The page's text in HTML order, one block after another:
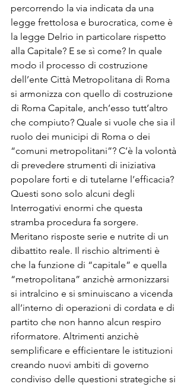
percorrendo la via indicata da una
legge frettolosa e burocratica, come è
la legge Delrio in particolare rispetto
alla Capitale? E se sì come? In quale
modo il processo di costruzione
dell’ente Città Metropolitana di Roma
si armonizza con quello di costruzione
di Roma Capitale, anch’esso tutt’altro
che compiuto? Quale si vuole che sia il
ruolo dei municipi di Roma o dei
“comuni metropolitani”? C’è la volontà
di prevedere strumenti di iniziativa
popolare forti e di tutelarne l’efficacia?
Questi sono solo alcuni degli
Interrogativi enormi che questa
stramba procedura fa sorgere.
Meritano risposte serie e nutrite di un
dibattito reale. Il rischio altrimenti è
che la funzione di “capitale” e quella
“metropolitana” anzichè armonizzarsi
si intralcino e si sminuiscano a vicenda
all’interno di operazioni di cordata e di
partito che non hanno alcun respiro
riformatore. Altrimenti anzichè
semplificare e efficientare le istituzioni
creando nuovi ambiti di governo
condiviso delle questioni strategiche si